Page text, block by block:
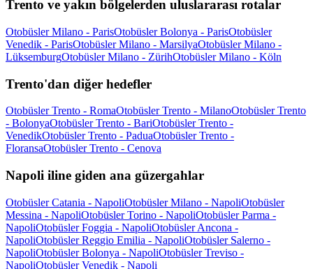
Trento ve yakın bölgelerden uluslararası rotalar
Otobüsler Milano - ParisOtobüsler Bolonya - ParisOtobüsler
Venedik - ParisOtobüsler Milano - MarsilyaOtobüsler Milano -
LüksemburgOtobüsler Milano - ZürihOtobüsler Milano - Köln
Trento'dan diğer hedefler
Otobüsler Trento - RomaOtobüsler Trento - MilanoOtobüsler Trento
- BolonyaOtobüsler Trento - BariOtobüsler Trento -
VenedikOtobüsler Trento - PaduaOtobüsler Trento -
FloransaOtobüsler Trento - Cenova
Napoli iline giden ana güzergahlar
Otobüsler Catania - NapoliOtobüsler Milano - NapoliOtobüsler
Messina - NapoliOtobüsler Torino - NapoliOtobüsler Parma -
NapoliOtobüsler Foggia - NapoliOtobüsler Ancona -
NapoliOtobüsler Reggio Emilia - NapoliOtobüsler Salerno -
NapoliOtobüsler Bolonya - NapoliOtobüsler Treviso -
NapoliOtobüsler Venedik - Napoli